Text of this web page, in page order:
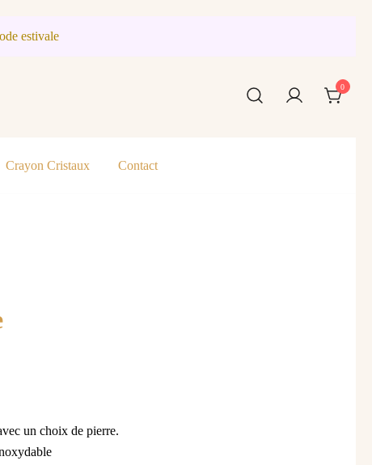
estivale
0
Crayon Cristaux Contact
un choix de pierre.